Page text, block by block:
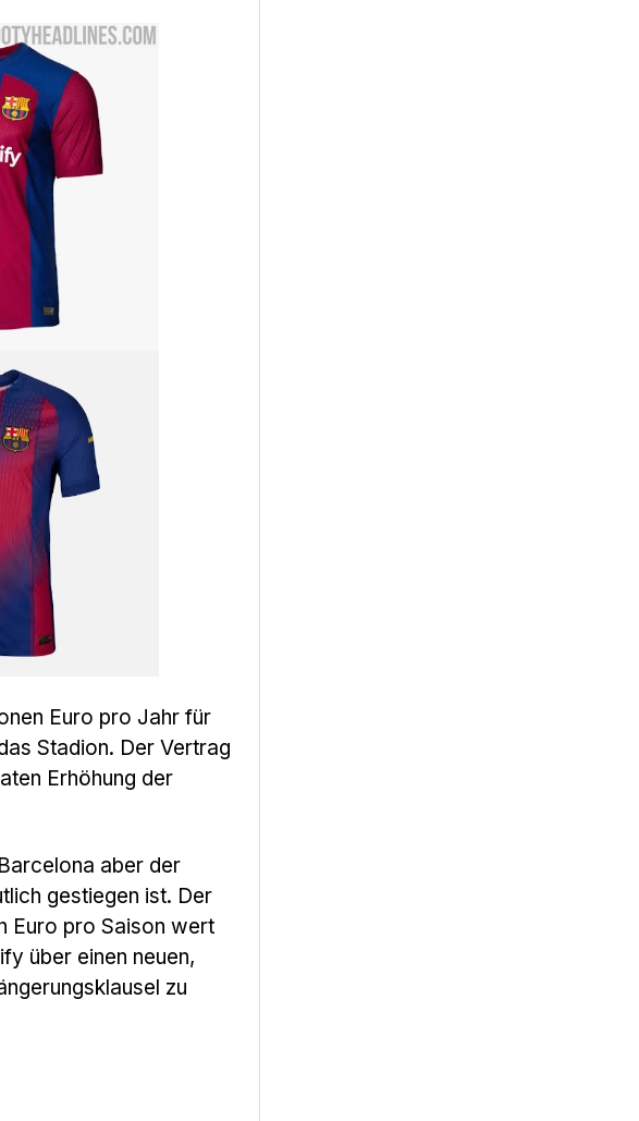
Euro pro Jahr für
Stadion. Der Vertrag
Erhöhung der
aber der
gestiegen ist. Der
Euro pro Saison wert
über einen neuen,
zu